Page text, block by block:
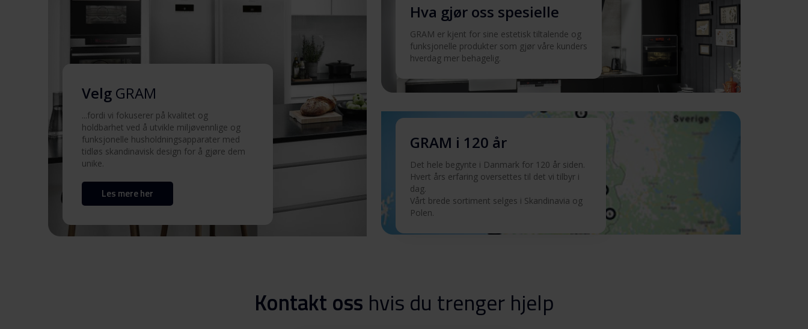
advarsler (NO)
Last ned
Advarsler og
sikkerhetsinformasjon
Last ned
Brukermanual (EN) Last ned
Brukermanual (DK) Last ned
Velg GRAM
...fordi vi fokuserer på kvalitet og
holdbarhet ved å utvikle miljøvennlige og
funksjonelle husholdningsapparater med
tidløs skandinavisk design for å gjøre dem
unike.
Les mere her
Hva gjør oss spesielle
GRAM er kjent for sine estetisk tiltalende og
funksjonelle produkter som gjør våre kunders
hverdag mer behagelig.
GRAM i 120 år
Det hele begynte i Danmark for 120 år siden.
Hvert års erfaring oversettes til det vi tilbyr i
dag.
Vårt brede sortiment selges i Skandinavia og
Polen.
Kontakt oss hvis du trenger hjelp